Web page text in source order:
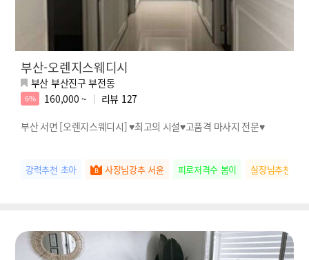
부산-오렌지스웨디시
부산 부산진구 부전동
6% 160,000 ~ 리뷰 127
부산 서면 [오렌지스웨디시] ♥최고의 시설♥고품격 마사지 전문♥
강력추천 초아 사장님강추 서윤 피로저격수 봄이 실장님추천 하율